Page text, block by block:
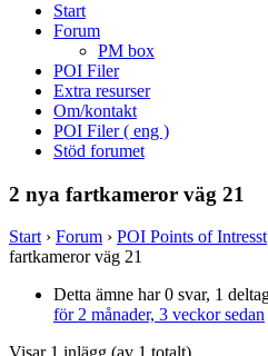
Start
Forum
PM box
POI Filer
Extra resurser
Om/kontakt
POI Filer ( eng )
Stöd forumet
2 nya fartkameror väg 21
Start › Forum › POI Points of Intresst
fartkameror väg 21
Detta ämne har 0 svar, 1
för 2 månader, 3 veckor sedan